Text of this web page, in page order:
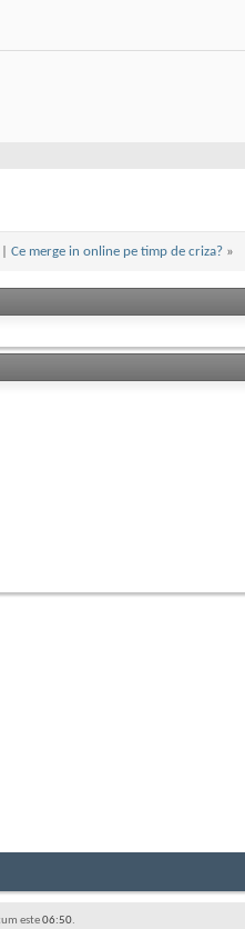
Ce merge in online pe timp de criza? »
este06:50.